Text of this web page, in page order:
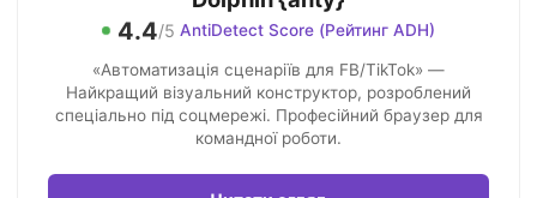
4.4/5 AntiDetect Score (Рейтинг ADH)
«Автоматизація сценаріїв для FB/TikTok» —
Найкращий візуальний конструктор, розроблений
спеціально під соцмережі. Професійний браузер для
командної роботи.